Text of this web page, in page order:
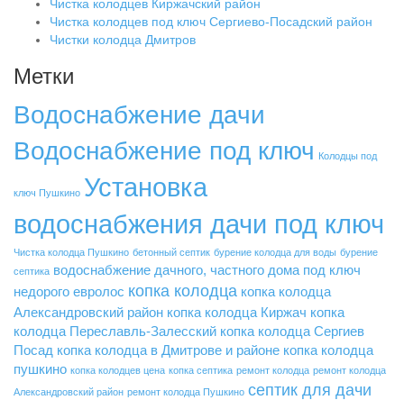
Чистка колодцев Киржачский район
Чистка колодцев под ключ Сергиево-Посадский район
Чистки колодца Дмитров
Метки
Водоснабжение дачи
Водоснабжение под ключ Колодцы под
ключ Пушкино Установка
водоснабжения дачи под ключ
Чистка колодца Пушкино бетонный септик бурение колодца для воды бурение
септика водоснабжение дачного, частного дома под ключ
недорого евролос копка колодца копка колодца
Александровский район копка колодца Киржач копка
колодца Переславль-Залесский копка колодца Сергиев
Посад копка колодца в Дмитрове и районе копка колодца
пушкино копка колодцев цена копка септика ремонт колодца ремонт колодца
Александровский район ремонт колодца Пушкино септик для дачи